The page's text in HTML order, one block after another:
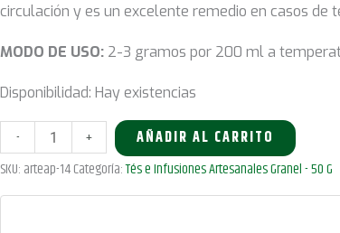
circulación y es un excelente remedio en casos de
MODO DE USO: 2-3 gramos por 200 ml a
Disponibilidad: Hay existencias
-
50g
Black
+
AÑADIR AL CARRITO
SKU: arteap-14Categoría:Tés e Infusiones Artesanales Granel - 50 G